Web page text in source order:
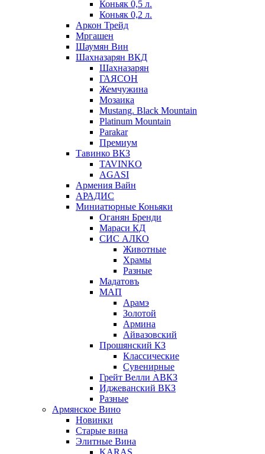
Коньяк 0,5 л.
Коньяк 0,2 л.
Аркон Трейд
Мргашен
Шаумян Вин
Шахназарян ВКД
Шахназарян
ГАЯСОН
Жемчужина
Мозаика
Mustang. Black Mountain
Platinum Mountain
Parakar
Премиум
Тавинко ВКЗ
TAVINKO
AGASI
Армения Вайн
АРАДИС
Миниатюрные Коньяки
Оганян Бренди
Мараси КД
СИС АЛКО
Животные
Храмы
Разные
Мадатовъ
МАП
Арамэ
Золотой
Армина
Айвазовский
Прошянский КЗ
Классические
Сувенирные
Грейт Велли АВКЗ
Иджеванский ВКЗ
Разные
Армянское Вино
Новинки
Старые вина
Элитные Вина
KARAS